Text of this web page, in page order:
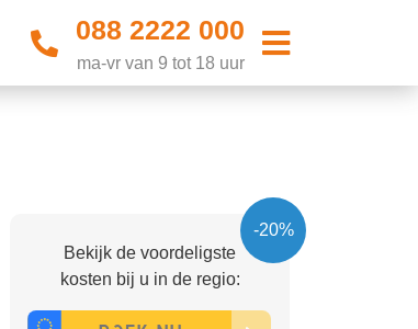
088 2222 000
ma-vr van 9 tot 18 uur
-20%
Bekijk de voordeligste
kosten bij u in de regio: